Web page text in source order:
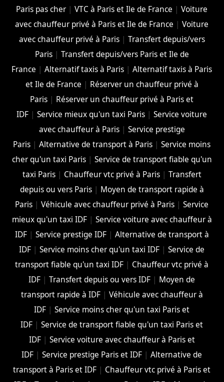
Paris pas cher |VTC à Paris et Ile de France |Voiture
avec chauffeur privé à Paris et Ile de France |Voiture
avec chauffeur privé à Paris| Transfert depuis/vers
Paris| Transfert depuis/vers Paris et Ile de
France |Alternatif taxis à Paris |Alternatif taxis à Paris
et Ile de France | Réserver un chauffeur privé à
Paris | Réserver un chauffeur privé à Paris et
IDF |Service mieux qu'un taxi Paris |Service voiture
avec chauffeur à Paris| Service prestige
Paris |Alternative de transport à Paris |Service moins
cher qu'un taxi Paris| Service de transport fiable qu'un
taxi Paris| Chauffeur vtc privé à Paris| Transfert
depuis ou vers Paris| Moyen de transport rapide à
Paris |Véhicule avec chauffeur privé à Paris |Service
mieux qu'un taxi IDF| Service voiture avec chauffeur à
IDF| Service prestige IDF| Alternative de transport à
IDF |Service moins cher qu'un taxi IDF |Service de
transport fiable qu'un taxi IDF | Chauffeur vtc privé à
IDF |Transfert depuis ou vers IDF | Moyen de
transport rapide à IDF| Véhicule avec chauffeur à
IDF |Service moins cher qu'un taxi Paris et
IDF |Service de transport fiable qu'un taxi Paris et
IDF| Service voiture avec chauffeur à Paris et
IDF |Service prestige Paris et IDF |Alternative de
transport à Paris et IDF | Chauffeur vtc privé à Paris et